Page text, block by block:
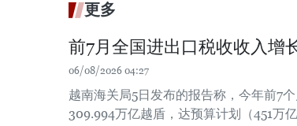
更多
前7月全国进出口税收收入增
06/08/2026 04:27
越南海关局5日发布的报告称，今年前7
309.994万亿越盾，达预算计划（451万